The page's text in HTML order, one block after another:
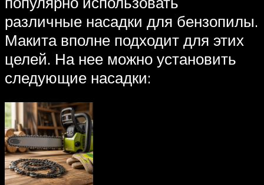
различные насадки для бензопилы.
Макита вполне подходит для этих
целей. На нее можно установить
следующие насадки: